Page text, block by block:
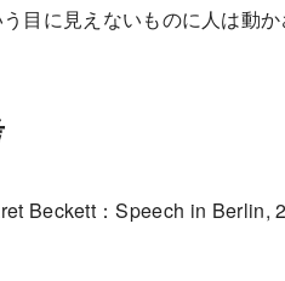
目に見えないものに人は動か
Beckett：Speech in Berlin,